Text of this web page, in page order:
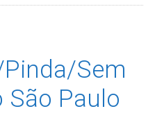
Sem
São Paulo